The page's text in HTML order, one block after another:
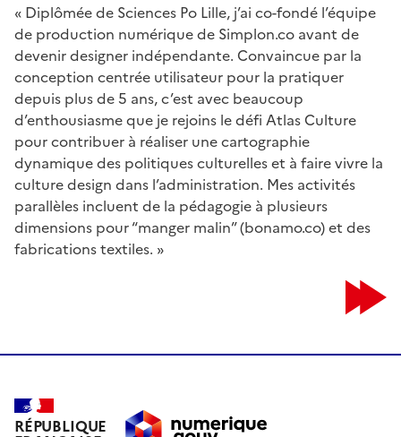
« Diplômée de Sciences Po Lille, j’ai co-fondé l’équipe
de production numérique de Simplon.co avant de
devenir designer indépendante. Convaincue par la
conception centrée utilisateur pour la pratiquer
depuis plus de 5 ans, c’est avec beaucoup
d’enthousiasme que je rejoins le défi Atlas Culture
pour contribuer à réaliser une cartographie
dynamique des politiques culturelles et à faire vivre la
culture design dans l’administration. Mes activités
parallèles incluent de la pédagogie à plusieurs
dimensions pour “manger malin” (bonamo.co) et des
fabrications textiles. »
RÉPUBLIQUE